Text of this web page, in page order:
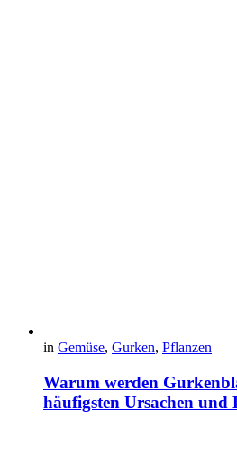
in Gemüse, Gurken, Pflanzen
Warum werden
häufigsten Ursachen und